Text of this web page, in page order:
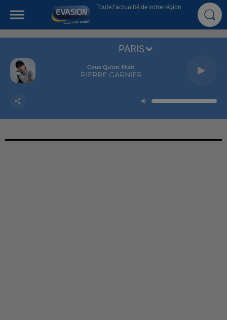
Toute l'actualité de votre région
Ceux Qu'on Etait
PIERRE GARNIER
PARIS